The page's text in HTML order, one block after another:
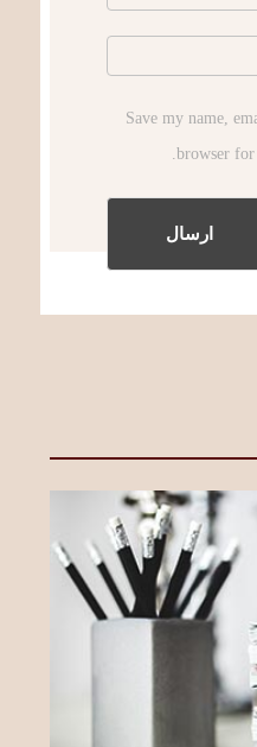
Save my name,
browser